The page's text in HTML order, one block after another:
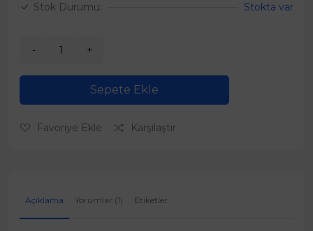
Stok Durumu:
Stokta var
Sepete Ekle
Favoriye Ekle Karşılaştır
Açıklama Yorumlar (1) Etiketler: